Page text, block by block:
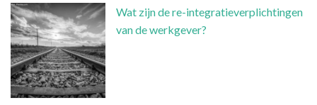
Wat zijn de re-integratieverplichtingen
van de werkgever?